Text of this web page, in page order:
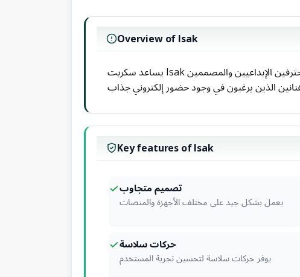
Overview of Isak
يساعد سكربت Isak على إنشاء بورفوليو شخصي احترافي وسهل الاستخدام، يتيح لك عرض أعمالك بكل سهولة، وهو مناسب للمحترفين الإبداعيين والمصممين
الذين يرغبون في وجود حضور إلكتروني جذاب
Key features of Isak
تصميم متجاوب
يعمل بشكل جيد على مختلف الأجهزة والمنصات
حركات سلاسة
يوفر حركات سلاسة لتحسين تجربة المستخدم